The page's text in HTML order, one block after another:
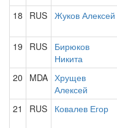
18 RUS Жуков Алексей
19 RUS
Бирюков
Никита
20 MDA Хрущев
Алексей
21 RUS Ковалев Егор